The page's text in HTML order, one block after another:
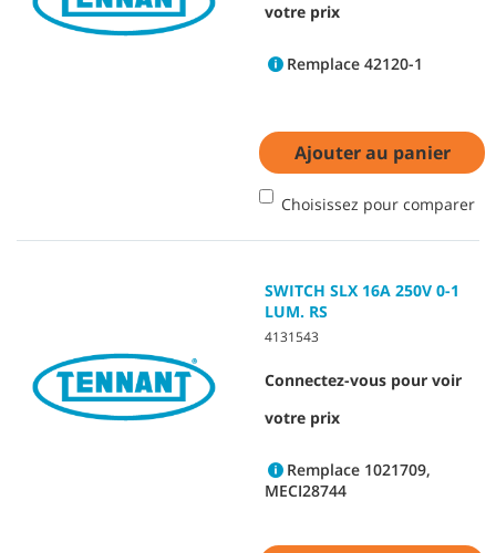
votre prix
Remplace 42120-1
Ajouter au panier
Choisissez pour comparer
SWITCH SLX 16A 250V 0-1
LUM. RS
4131543
Connectez-vous pour voir
votre prix
Remplace 1021709,
MECI28744